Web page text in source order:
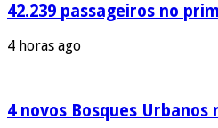
42.239 passageiros no
4 horas ago
4 novos Bosques